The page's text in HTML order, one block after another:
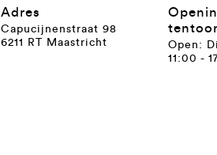
Adres
Capucijnenstraat 98
6211 RT Maastricht
Open:
11:00 -